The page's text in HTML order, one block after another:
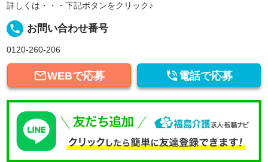
詳しくは・・・下記ボタンをクリック♪
local_phone お問い合わせ番号
0120-260-206
WEBで応募  電話で応募